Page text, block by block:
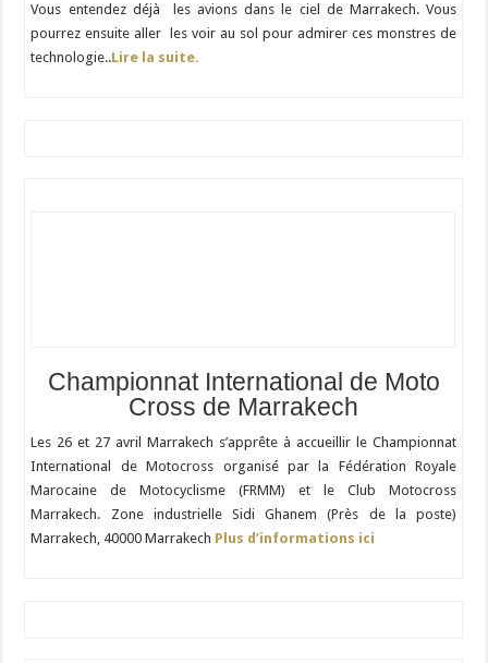
Vous entendez déjà les avions dans le ciel de Marrakech. Vous
pourrez ensuite aller les voir au sol pour admirer ces monstres de
technologie..Lire la suite.
Championnat International de Moto
Cross de Marrakech
Les 26 et 27 avril Marrakech s’apprête à accueillir le Championnat
International de Motocross organisé par la Fédération Royale
Marocaine de Motocyclisme (FRMM) et le Club Motocross
Marrakech. Zone industrielle Sidi Ghanem (Près de la poste)
Marrakech, 40000 Marrakech Plus d’informations ici